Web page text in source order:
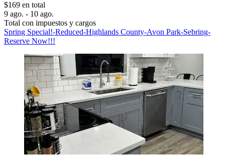
$169 en total
9 ago. - 10 ago.
Total con impuestos y cargos
Spring Special!-Reduced-Highlands County-Avon Park-Sebring-
Reserve Now!!!